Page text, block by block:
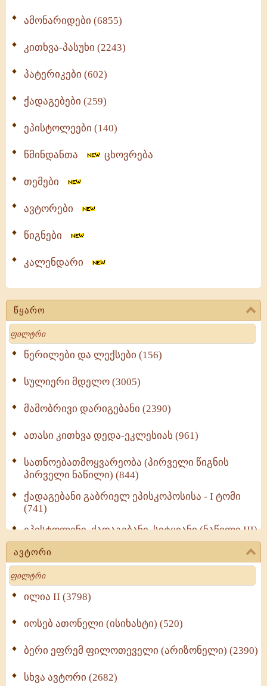
ამონარიდები (6855)
კითხვა-პასუხი (2243)
პატერიკები (602)
ქადაგებები (259)
ეპისტოლეები (140)
წმინდანთა ცხოვრება
თემები
ავტორები
წიგნები
კალენდარი
წყარო
Search
წერილები და ლექსები (156)
სულიერი მდელო (3005)
მამობრივი დარიგებანი (2390)
ათასი კითხვა დედა-ეკლესიას (961)
სათნოებათმოყვარეობა (პირველი წიგნის
პირველი ნაწილი) (844)
ქადაგებანი გაბრიელ ეპისკოპოსისა - I ტომი
(741)
ეპისტოლენი, ქადაგებანი, სიტყვანი (ნაწილი III)
(723)
მოძღვრის ძალზე სასარგებლო რჩევები
მრევლისათვის (545)
Wisdomge (514)
ქადაგებანი გაბრიელ ეპისკოპოსისა - II ტომი
სულიერი ცხოვრების სახელმძღვანელო -
ნაწილი II (369)
ავტორი
Search
ილია II (3798)
იოსებ ათონელი (ისიხასტი) (520)
ბერი ეფრემ ფილოთეველი (არიზონელი) (2390)
სხვა ავტორი (2682)